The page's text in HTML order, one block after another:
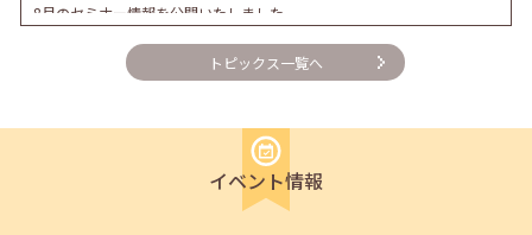
8月のセミナー情報を公開いたしました。
2026年07月01日(水) 企業向け
企業様向けセミナー「現場を巻き込む！人事のための『越境人材育
jobcafeからのお知らせ
7月のセミナー情報を公開いたしました。
トピックス一覧へ
イベント情報